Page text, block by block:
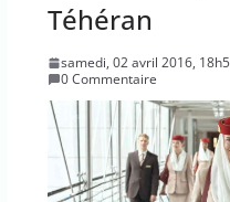
Téhéran
samedi, 02 avril 2016,
0 Commentaire